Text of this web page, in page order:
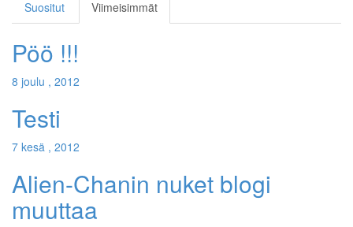
Suositut Viimeisimmät
Pöö !!!
8 joulu , 2012
Testi
7 kesä , 2012
Alien-Chanin nuket blogi
muuttaa